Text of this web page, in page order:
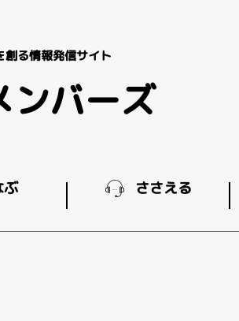
る情報発信サイト
ンバーズ
ぶ ささえる